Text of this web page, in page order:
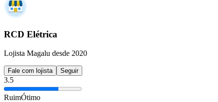
RCD Elétrica
Lojista Magalu desde 2020
Fale com lojista Seguir
3.5
RuimÓtimo